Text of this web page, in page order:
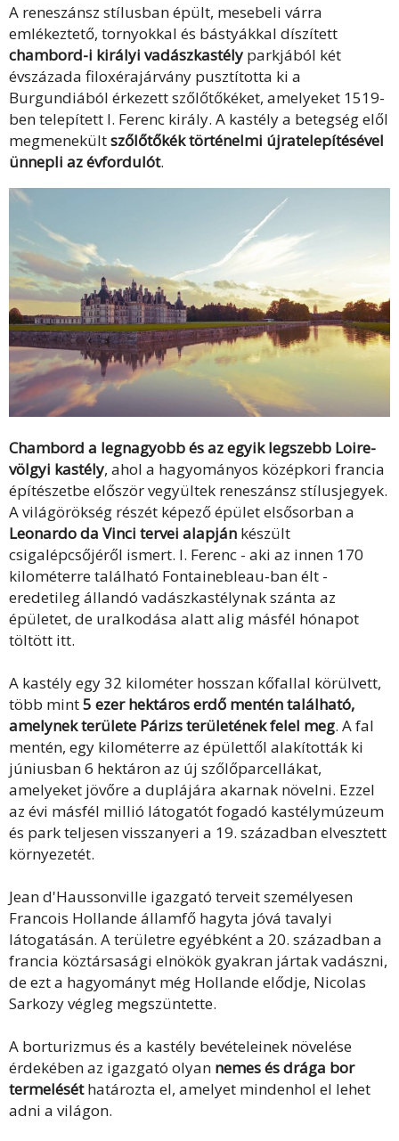
A reneszánsz stílusban épült, mesebeli várra
emlékeztető, tornyokkal és bástyákkal díszített
chambord-i királyi vadászkastély parkjából két
évszázada filoxérajárvány pusztította ki a
Burgundiából érkezett szőlőtőkéket, amelyeket 1519-
ben telepített I. Ferenc király. A kastély a betegség elől
megmenekültszőlőtőkék történelmi újratelepítésével
ünnepli az évfordulót.
Chambord a legnagyobb és az egyik legszebb Loire-
völgyi kastély, ahol a hagyományos középkori francia
építészetbe először vegyültek reneszánsz stílusjegyek.
A világörökség részét képező épület elsősorban a
Leonardo da Vinci tervei alapján készült
csigalépcsőjéről ismert. I. Ferenc - aki az innen 170
kilométerre található Fontainebleau-ban élt -
eredetileg állandó vadászkastélynak szánta az
épületet, de uralkodása alatt alig másfél hónapot
töltött itt.
A kastély egy 32 kilométer hosszan kőfallal körülvett,
több mint5 ezer hektáros erdő mentén található,
amelynek területe Párizs területének felel meg. A fal
mentén, egy kilométerre az épülettől alakították ki
júniusban 6 hektáron az új szőlőparcellákat,
amelyeket jövőre a duplájára akarnak növelni. Ezzel
az évi másfél millió látogatót fogadó kastélymúzeum
és park teljesen visszanyeri a 19. században elvesztett
környezetét.
Jean d'Haussonville igazgató terveit személyesen
Francois Hollande államfő hagyta jóvá tavalyi
látogatásán. A területre egyébként a 20. században a
francia köztársasági elnökök gyakran jártak vadászni,
de ezt a hagyományt még Hollande elődje, Nicolas
Sarkozy végleg megszüntette.
A borturizmus és a kastély bevételeinek növelése
érdekében az igazgató olyan nemes és drága bor
termeléséthatározta el, amelyet mindenhol el lehet
adni a világon.